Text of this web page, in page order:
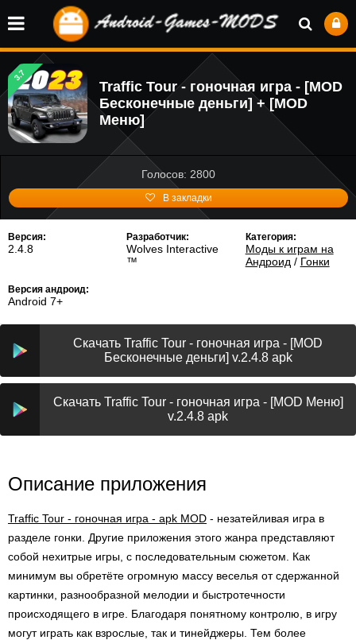
3.7
Traffic Tour - гоночная игра - [MOD
Бесконечные деньги] + [MOD
Меню]
Голосов: 2800
В закладки
Версия:
2.4.8
Разработчик:
Wolves Interactive
™️
Категория:
Моды к играм на
Андроид / Гонки
Версия андроид:
Android 7+
Скачать Traffic Tour - гоночная игра - [MOD
Бесконечные деньги] v.2.4.8 apk
Скачать Traffic Tour - гоночная игра - [MOD Меню]
v.2.4.8 apk
Описание приложения
Traffic Tour - гоночная игра - apk MOD - незатейливая игра в
разделе гонки. Другие приложения этого жанра представляют
собой нехитрые игры, с последовательным сюжетом. Как
минимум вы обретёте огромную массу веселья от сдержанной
картинки, разнообразной мелодии и быстротечности
происходящего в игре. Благодаря понятному контролю, в игру
могут играть как взрослые, так и тинейджеры. Тем более